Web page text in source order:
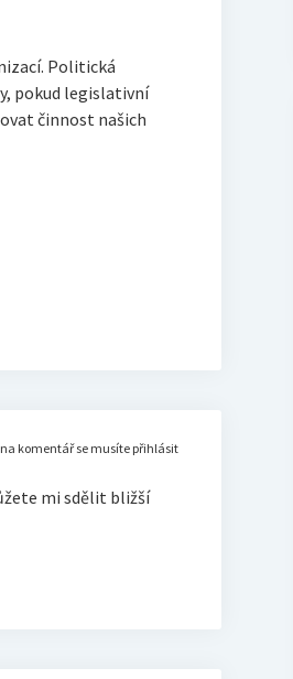
Politická
pokud legislativní
činnost našich
mi sdělit bližší
komentář se musíte přihlásit